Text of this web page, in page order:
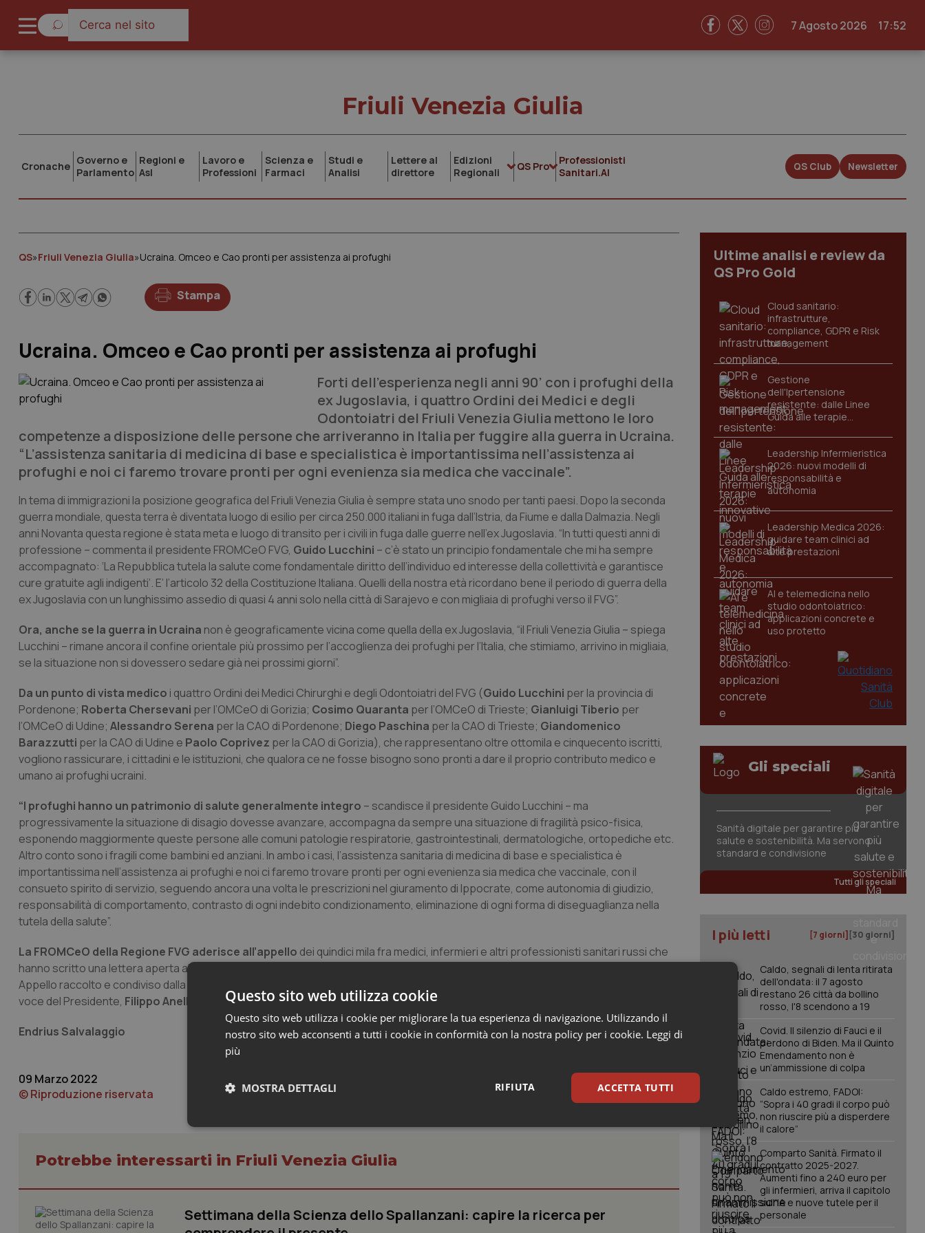
7 Agosto 2026 17:52
Friuli Venezia Giulia
Cronache Governo e
Parlamento
Regioni e
Asl
Lavoro e
Professioni
Scienza e
Farmaci
Studi e
Analisi
Lettere al
direttore
Edizioni
Regionali
QS Pro
Professionisti
Sanitari.AI
QS Club Newsletter
QS»Friuli Venezia Giulia»Ucraina. Omceo e Cao pronti per assistenza ai profughi
Stampa
Ucraina. Omceo e Cao pronti per assistenza ai profughi
Forti dell’esperienza negli anni 90’ con i profughi della
ex Jugoslavia, i quattro Ordini dei Medici e degli
Odontoiatri del Friuli Venezia Giulia mettono le loro
competenze a disposizione delle persone che arriveranno in Italia per fuggire alla guerra in Ucraina.
“L’assistenza sanitaria di medicina di base e specialistica è importantissima nell’assistenza ai
profughi e noi ci faremo trovare pronti per ogni evenienza sia medica che vaccinale”.
In tema di immigrazioni la posizione geografica del Friuli Venezia Giulia è sempre stata uno snodo per tanti paesi. Dopo la seconda
guerra mondiale, questa terra è diventata luogo di esilio per circa 250.000 italiani in fuga dall’Istria, da Fiume e dalla Dalmazia. Negli
anni Novanta questa regione è stata meta e luogo di transito per i civili in fuga dalle guerre nell’ex Jugoslavia. “In tutti questi anni di
professione – commenta il presidente FROMCeO FVG, Guido Lucchini – c’è stato un principio fondamentale che mi ha sempre
accompagnato: ‘La Repubblica tutela la salute come fondamentale diritto dell’individuo ed interesse della collettività e garantisce
cure gratuite agli indigenti’. E’ l’articolo 32 della Costituzione Italiana. Quelli della nostra età ricordano bene il periodo di guerra della
ex Jugoslavia con un lunghissimo assedio di quasi 4 anni solo nella città di Sarajevo e con migliaia di profughi verso il FVG”.
Ora, anche se la guerra in Ucraina non è geograficamente vicina come quella della ex Jugoslavia, “il Friuli Venezia Giulia – spiega
Lucchini – rimane ancora il confine orientale più prossimo per l’accoglienza dei profughi per l’Italia, che stimiamo, arrivino in migliaia,
se la situazione non si dovessero sedare già nei prossimi giorni”.
Da un punto di vista medico i quattro Ordini dei Medici Chirurghi e degli Odontoiatri del FVG (Guido Lucchini per la provincia di
Pordenone; Roberta Chersevani per l’OMCeO di Gorizia; Cosimo Quaranta per l’OMCeO di Trieste; Gianluigi Tiberio per
l’OMCeO di Udine; Alessandro Serena per la CAO di Pordenone; Diego Paschina per la CAO di Trieste; Giandomenico
Barazzutti per la CAO di Udine e Paolo Coprivez per la CAO di Gorizia), che rappresentano oltre ottomila e cinquecento iscritti,
vogliono rassicurare, i cittadini e le istituzioni, che qualora ce ne fosse bisogno sono pronti a dare il proprio contributo medico e
umano ai profughi ucraini.
“I profughi hanno un patrimonio di salute generalmente integro – scandisce il presidente Guido Lucchini – ma
progressivamente la situazione di disagio dovesse avanzare, accompagna da sempre una situazione di fragilità psico-fisica,
esponendo maggiormente queste persone alle comuni patologie respiratorie, gastrointestinali, dermatologiche, ortopediche etc.
Altro conto sono i fragili come bambini ed anziani. In ambo i casi, l’assistenza sanitaria di medicina di base e specialistica è
importantissima nell’assistenza ai profughi e noi ci faremo trovare pronti per ogni evenienza sia medica che vaccinale, con il
consueto spirito di servizio, seguendo ancora una volta le prescrizioni nel giuramento di Ippocrate, come autonomia di giudizio,
responsabilità di comportamento, contrasto di ogni indebito condizionamento, eliminazione di ogni forma di diseguaglianza nella
tutela della salute”.
La FROMCeO della Regione FVG aderisce all’appello dei quindici mila fra medici, infermieri e altri professionisti sanitari russi che
hanno scritto una lettera aperta al proprio presidente,
Appello raccolto e condiviso dalla Federazione nazionale degli Ordini dei Medici Chirurghi e degli Odontoiatri, la FNOMCeO, con la
voce del Presidente, Filippo Anelli.
Endrius Salvalaggio
09 Marzo 2022
© Riproduzione riservata
Potrebbe interessarti in Friuli Venezia Giulia
Settimana della Scienza dello Spallanzani: capire la ricerca per
Ultime analisi e review da
QS Pro Gold
Cloud sanitario:
infrastrutture,
compliance, GDPR e Risk
management
Gestione
dell'Ipertensione
resistente: dalle Linee
Guida alle terapie
innovative
Leadership Infermieristica
2026: nuovi modelli di
responsabilità e
autonomia
Leadership Medica 2026:
guidare team clinici ad
alte prestazioni
AI e telemedicina nello
studio odontoiatrico:
applicazioni concrete e
uso protetto
Gli speciali
Sanità digitale per garantire più
salute e sostenibilità. Ma servono
standard e condivisione
Tutti gli speciali
I più letti [7 giorni] [30 giorni]
Caldo, segnali di lenta ritirata
dell'ondata: il 7 agosto
restano 26 città da bollino
rosso, l'8 scendono a 19
Covid. Il silenzio di Fauci e il
perdono di Biden. Ma il Quinto
Emendamento non è
un’ammissione di colpa
Caldo estremo, FADOI:
“Sopra i 40 gradi il corpo può
non riuscire più a disperdere
il calore”
Comparto Sanità. Firmato il
contratto 2025-2027.
Aumenti fino a 240 euro per
gli infermieri, arriva il capitolo
sull'IA e nuove tutele per il
personale
Questo sito web utilizza cookie
Questo sito web utilizza i cookie per migliorare la tua esperienza di navigazione. Utilizzando il
nostro sito web acconsenti a tutti i cookie in conformità con la nostra policy per i cookie. Leggi di
più
ACCETTA TUTTI
RIFIUTA
MOSTRA DETTAGLI
Necessari Statistici Marketing
Necessari